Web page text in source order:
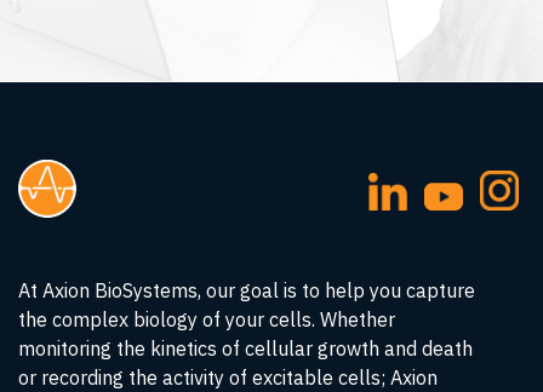
At Axion BioSystems, our goal is to help you capture
the complex biology of your cells. Whether
monitoring the kinetics of cellular growth and death
or recording the activity of excitable cells; Axion